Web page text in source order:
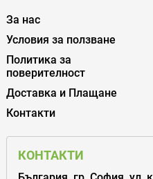
За нас
Условия за ползване
Политика за
поверителност
Доставка и Плащане
Контакти
КОНТАКТИ